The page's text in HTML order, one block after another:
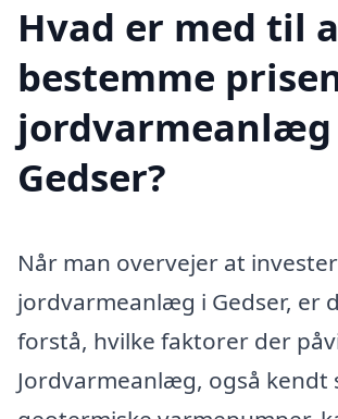
Hvad er med til
bestemme
jordvarmeanlæg
Gedser?
Når man overvejer at
jordvarmeanlæg i Gedser, er
forstå, hvilke faktorer der
Jordvarmeanlæg, også kendt